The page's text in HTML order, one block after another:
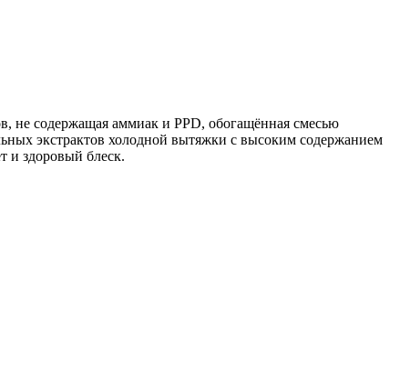
не содержащая аммиак и PPD, обогащённая смесью
экстрактов холодной вытяжки с высоким содержанием
и здоровый блеск.